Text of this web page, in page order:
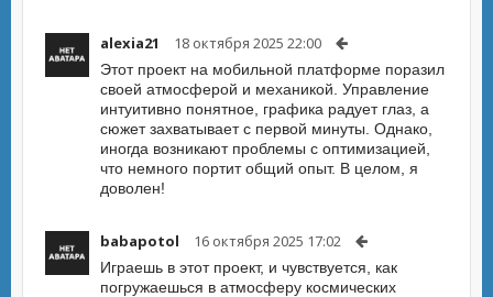
alexia21 18 октября 2025 22:00
Этот проект на мобильной платформе поразил
своей атмосферой и механикой. Управление
интуитивно понятное, графика радует глаз, а
сюжет захватывает с первой минуты. Однако,
иногда возникают проблемы с оптимизацией,
что немного портит общий опыт. В целом, я
доволен!
babapotol 16 октября 2025 17:02
Играешь в этот проект, и чувствуется, как
погружаешься в атмосферу космических